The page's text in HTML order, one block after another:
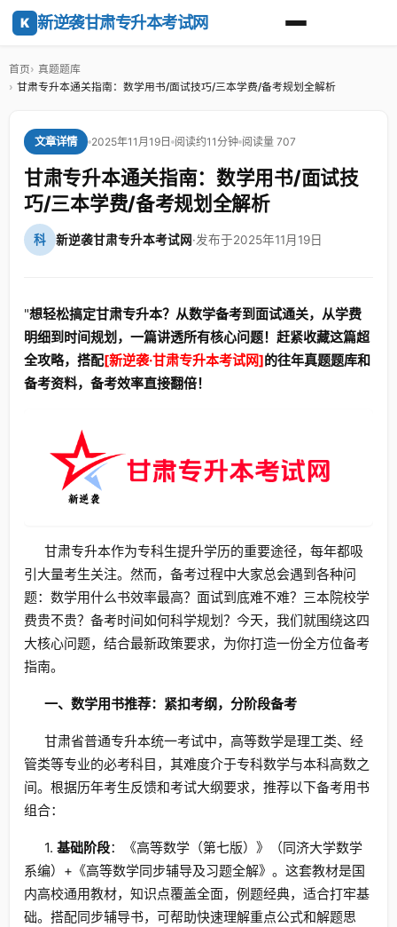
K 新逆袭甘肃专升本考试网
首页
真题题库
甘肃专升本通关指南：数学用书/面试技巧/三本学费/备考规划全解析
文章详情 2025年11月19日 阅读约11分钟 阅读量 707
甘肃专升本通关指南：数学用书/面试技
巧/三本学费/备考规划全解析
科 新逆袭甘肃专升本考试网·发布于2025年11月19日
"想轻松搞定甘肃专升本？从数学备考到面试通关，从学费
明细到时间规划，一篇讲透所有核心问题！赶紧收藏这篇超
全攻略，搭配[新逆袭·甘肃专升本考试网]的往年真题题库和
备考资料，备考效率直接翻倍！
甘肃专升本作为专科生提升学历的重要途径，每年都吸
引大量考生关注。然而，备考过程中大家总会遇到各种问
题：数学用什么书效率最高？面试到底难不难？三本院校学
费贵不贵？备考时间如何科学规划？今天，我们就围绕这四
大核心问题，结合最新政策要求，为你打造一份全方位备考
指南。
一、数学用书推荐：紧扣考纲，分阶段备考
甘肃省普通专升本统一考试中，高等数学是理工类、经
管类等专业的必考科目，其难度介于专科数学与本科高数之
间。根据历年考生反馈和考试大纲要求，推荐以下备考用书
组合：
1. 基础阶段：《高等数学（第七版）》（同济大学数学
系编）+《高等数学同步辅导及习题全解》。这套教材是国
内高校通用教材，知识点覆盖全面，例题经典，适合打牢基
础。搭配同步辅导书，可帮助快速理解重点公式和解题思